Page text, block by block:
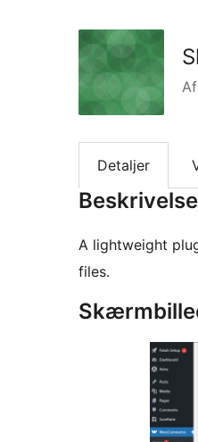
Af
Detaljer
Beskrivelse
A lightweight
files.